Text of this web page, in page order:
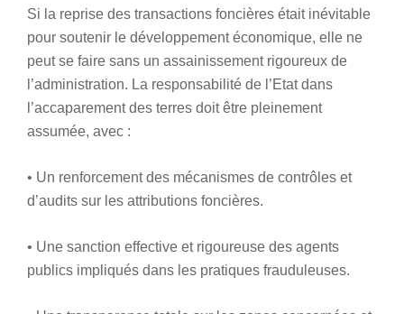
Si la reprise des transactions foncières était inévitable
pour soutenir le développement économique, elle ne
peut se faire sans un assainissement rigoureux de
l’administration. La responsabilité de l’Etat dans
l’accaparement des terres doit être pleinement
assumée, avec :
• Un renforcement des mécanismes de contrôles et
d’audits sur les attributions foncières.
• Une sanction effective et rigoureuse des agents
publics impliqués dans les pratiques frauduleuses.